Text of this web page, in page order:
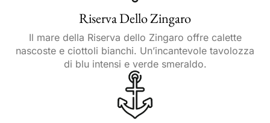
Riserva Dello Zingaro
Il mare della Riserva dello Zingaro offre calette
nascoste e ciottoli bianchi. Un’incantevole tavolozza
di blu intensi e verde smeraldo.